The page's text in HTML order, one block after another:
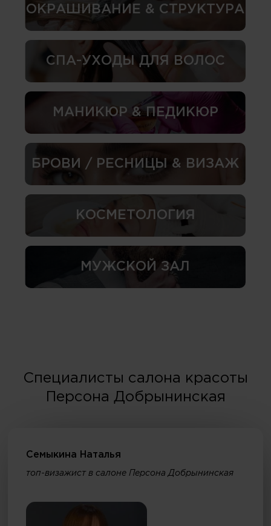
ОКРАШИВАНИЕ & СТРУКТУРА
СПА-УХОДЫ ДЛЯ ВОЛОС
МАНИКЮР & ПЕДИКЮР
БРОВИ / РЕСНИЦЫ & ВИЗАЖ
КОСМЕТОЛОГИЯ
МУЖСКОЙ ЗАЛ
Специалисты салона красоты
Персона Добрынинская
Семыкина Наталья
топ-визажист в салоне Персона Добрынинская